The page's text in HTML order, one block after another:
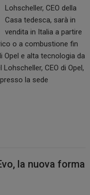
Lohscheller, CEO della
Casa tedesca, sarà in
vendita in Italia a partire
o a combustione fin
Opel e alta tecnologia da
CEO di Opel,
la sede
la nuova forma